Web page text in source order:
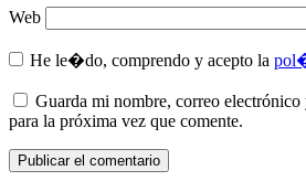
Web
He le�do, comprendo y acepto la
Guarda mi nombre, correo electrónico
para la próxima vez que comente.